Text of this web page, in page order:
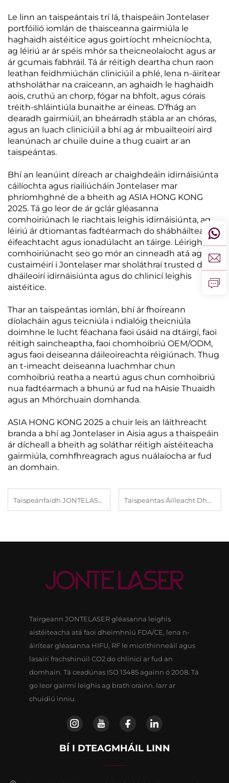
Le linn an taispeántais trí lá, thaispeáin Jontelaser
portfóilió iomlán de thaisceanna gairmiúla le
haghaidh aistéitice agus goirtíocht mheicníochta,
ag léiriú ar ár spéis mhór sa theicneolaíocht agus ar
ár gcumais fabhráil. Tá ár réitigh deartha chun raon
leathan feidhmiúchán cliniciúil a phlé, lena n-áirítear
athsholáthar na craiceann, an aghaidh le haghaidh
aois, cruthú an chorp, fógar na bhfolt, agus córais
tréith-shláintiúla bunaithe ar éineas. D’fhág an
dearadh gairmiúil, an bheárradh stábla ar an chóras,
agus an luach cliniciúil a bhí ag ár mbuailteoirí aird
leanúnach ar chuile duine a thug cuairt ar an
taispeántas.
Bhí an leanúint díreach ar chaighdeáin idirnáisiúnta
cáilíochta agus riailiúcháin Jontelaser mar
phríomhghné de a bheith ag ASIA HONG KONG
2025. Tá go leor de ár gclár gléasanna
comhoiriúnach le riachtais leighis idirnáisiúnta, ag
léiriú ár dtiomantas fadtéarmach do shábháilteacht,
éifeachtacht agus ionadúlacht an táirge. Léirigh an
comhoiriúnacht seo go mór an cinneadh atá ag
custaiméirí i Jontelaser mar sholáthraí trusted do
dháileoirí idirnáisiúnta agus do chlinicí leighis
aistéitice.
Thar an taispeántas iomlán, bhí ár fhoireann
díolacháin agus teicniúla i ndialóig theicniúla
doimhne le lucht féachana faoi úsáid na dtáirgí, faoi
réitigh saincheaptha, faoi chomhoibriú OEM/ODM,
agus faoi deiseanna dáileoireachta réigiúnach. Thug
an t-imeacht deiseanna luachmhar chun
comhoibriú reatha a neartú agus chun comhoibriú
nua fadtéarmach a bhunú ar fud na hAisie Thuaidh
agus an Mhórchuain domhanda.
ASIA HONG KONG 2025 a chuir leis an láithreacht
branda a bhí ag Jontelaser in Aisia agus a thaispeáin
ár dícheall a bheith ag soláthar réitigh aistéiteacha
gairmiúla, comhfhreagrach agus nuálaíocha ar fud
an domhain.
Taispeánfaidh JONTELASER réiteach aistéitice casta ag Professional Beauty India – Delhi 2026 | Stánd 330 Taispeántas Áilleacht Dhúbail: Díolacháin láithreach agus fás agallmhaireachta
Tairgeann JONTELASER gléasanna leighis
aistéiteacha atá faoi dheimhniú FDA/CE, lena n-
áirítear gléasanna HIFU, RF le micrithinneáil agus
lasairí frachshinúil CO2 do chlinicí ar fud an
domhain. Tá ceadúnas ISO 13485 againn ó 2008. Tá
go leor gairmí leighis ag brath orainn. Iarr ar
chuidiú inniu.
BÍ I DTEAGMHÁIL LINN